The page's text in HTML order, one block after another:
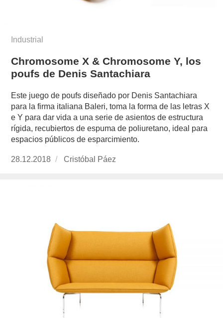
Industrial
Chromosome X & Chromosome Y, los
poufs de Denis Santachiara
Este juego de poufs diseñado por Denis Santachiara
para la firma italiana Baleri, toma la forma de las letras X
e Y para dar vida a una serie de asientos de estructura
rígida, recubiertos de espuma de poliuretano, ideal para
espacios públicos de esparcimiento.
Publicado
28.12.2018
https://www.experimenta.es/author/cristobal-
Cristóbal Páez